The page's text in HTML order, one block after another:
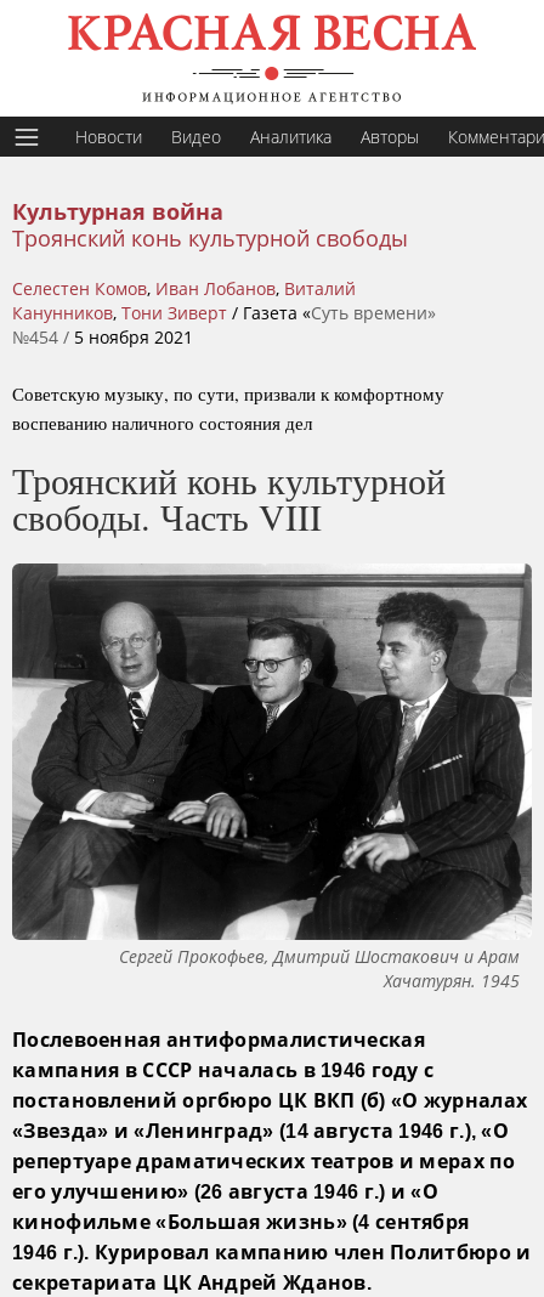
Новости Видео Аналитика Авторы
Культурная война
Троянский конь культурной свободы
Селестен Комов, Иван Лобанов, Виталий
Канунников, Тони Зиверт / Газета «Суть времени»
№454 / 5 ноября 2021
Советскую музыку, по сути, призвали к комфортному
воспеванию наличного состояния дел
Троянский конь культурной
свободы. Часть VIII
Сергей Прокофьев, Дмитрий Шостакович и Арам
Хачатурян. 1945
Послевоенная антиформалистическая
кампания в СССР началась в 1946 году с
постановлений оргбюро ЦК ВКП (б) «О журналах
«Звезда» и «Ленинград» (14 августа 1946 г.), «О
репертуаре драматических театров и мерах по
его улучшению» (26 августа 1946 г.) и «О
кинофильме «Большая жизнь» (4 сентября
1946 г.). Курировал кампанию член Политбюро и
секретариата ЦК Андрей Жданов.